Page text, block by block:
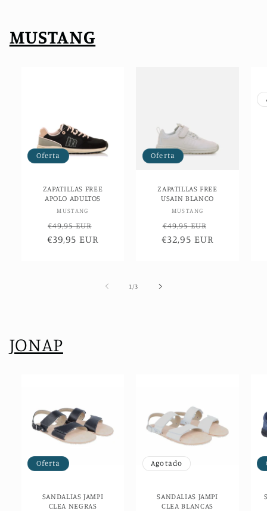
MUSTANG
Oferta
ZAPATILLAS FREE
APOLO ADULTOS
Proveedor:
MUSTANG
Precio
habitual
€49,95 EUR
de
€39,95 EUR
Oferta
ZAPATILLAS FREE
USAIN BLANCO
Proveedor:
MUSTANG
Precio
habitual
€49,95 EUR
de
€32,95 EUR
1 /de3
JONAP
Oferta
SANDALIAS JAMPI
CLEA NEGRAS
Agotado
SANDALIAS JAMPI
CLEA BLANCAS